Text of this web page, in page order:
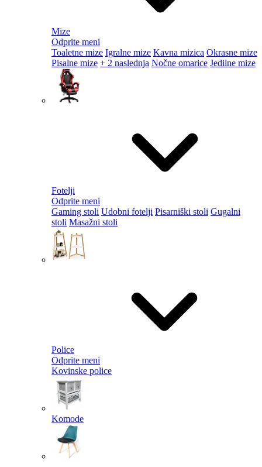
Mize
Odprite meni
Toaletne mize Igralne mize Kavna mizica Okrasne mize
Pisalne mize + 2 naslednja Nočne omarice Jedilne mize
Fotelji
Odprite meni
Gaming stoli Udobni fotelji Pisarniški stoli Gugalni
stoli Masažni stoli
Police
Odprite meni
Kovinske police
Komode